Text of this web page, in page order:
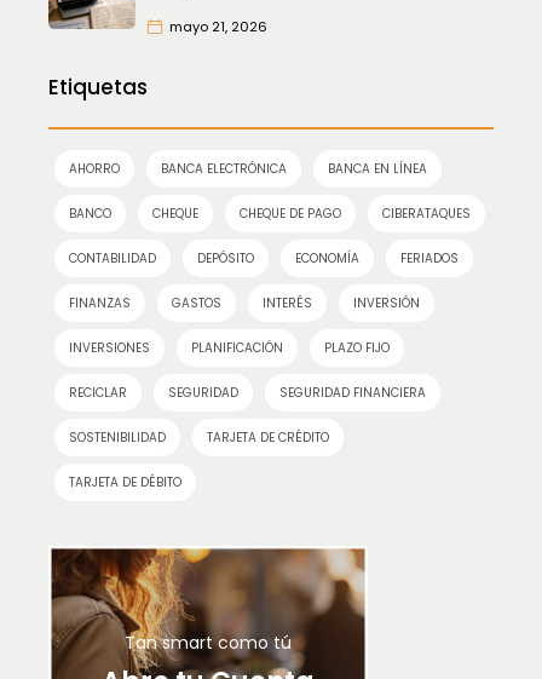
mayo 21, 2026
Etiquetas
AHORRO BANCA ELECTRÓNICA BANCA EN LÍNEA
BANCO CHEQUE CHEQUE DE PAGO CIBERATAQUES
CONTABILIDAD DEPÓSITO ECONOMÍA FERIADOS
FINANZAS GASTOS INTERÉS INVERSIÓN
INVERSIONES PLANIFICACIÓN PLAZO FIJO
RECICLAR SEGURIDAD SEGURIDAD FINANCIERA
SOSTENIBILIDAD TARJETA DE CRÉDITO
TARJETA DE DÉBITO
Tan smart como tú